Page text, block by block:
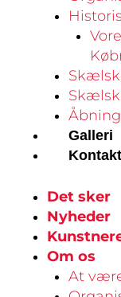
Galleri
Kontakt
Det sker
Nyheder
Om os
At